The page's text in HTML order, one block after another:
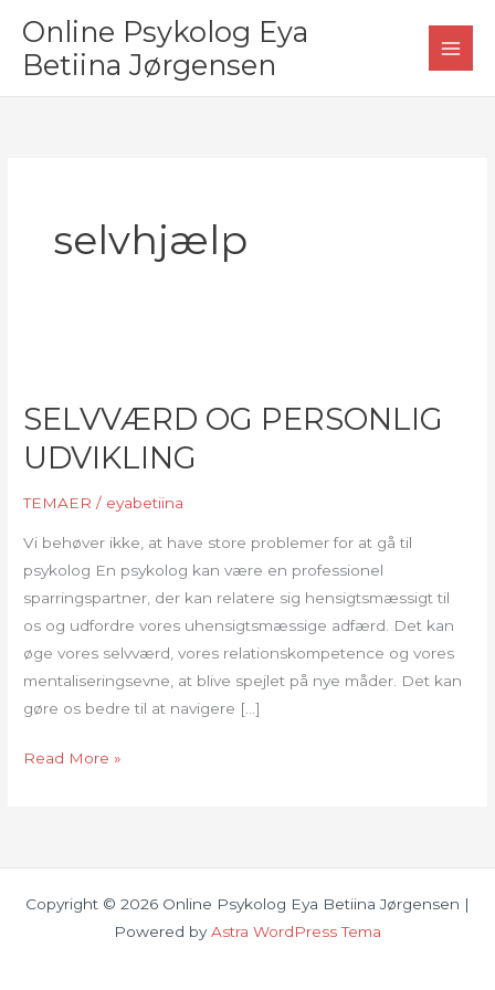
indholdet
Online Psykolog Eya
Betiina Jørgensen
selvhjælp
SELVVÆRD OG PERSONLIG
UDVIKLING
TEMAER / eyabetiina
Vi behøver ikke, at have store problemer for at gå til
psykolog En psykolog kan være en professionel
sparringspartner, der kan relatere sig hensigtsmæssigt til
os og udfordre vores uhensigtsmæssige adfærd. Det kan
øge vores selvværd, vores relationskompetence og vores
mentaliseringsevne, at blive spejlet på nye måder. Det kan
gøre os bedre til at navigere […]
SELVVÆRD
Read More »
Copyright © 2026 Online Psykolog Eya Betiina Jørgensen |
Powered byAstra WordPress Tema